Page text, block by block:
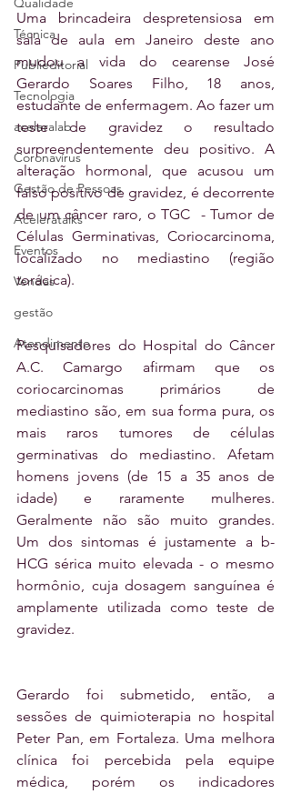
Técnica
Publieditorial
Tecnologia
aceleralab
Coronavírus
Gestão de Pessoas
Aceleratalks
Eventos
Vendas
gestão
Atendimento
Uma brincadeira despretensiosa em
sala de aula em Janeiro deste ano
mudou a vida do cearense José
Gerardo Soares Filho, 18 anos,
estudante de enfermagem. Ao fazer um
teste de gravidez o resultado
surpreendentemente deu positivo. A
alteração hormonal, que acusou um
falso positivo de gravidez, é decorrente
de um câncer raro, o TGC  - Tumor de
Células Germinativas, Coriocarcinoma,
localizado no mediastino (região
torácica).
Pesquisadores do Hospital do Câncer
A.C. Camargo afirmam que os
coriocarcinomas primários de
mediastino são, em sua forma pura, os
mais raros tumores de células
germinativas do mediastino. Afetam
homens jovens (de 15 a 35 anos de
idade) e raramente mulheres.
Geralmente não são muito grandes.
Um dos sintomas é justamente a b-
HCG sérica muito elevada - o mesmo
hormônio, cuja dosagem sanguínea é
amplamente utilizada como teste de
gravidez.
Gerardo foi submetido, então, a
sessões de quimioterapia no hospital
Peter Pan, em Fortaleza. Uma melhora
clínica foi percebida pela equipe
médica, porém os indicadores